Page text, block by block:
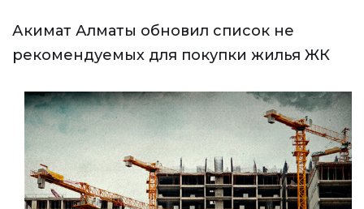
Акимат Алматы обновил список не
рекомендуемых для покупки жилья ЖК